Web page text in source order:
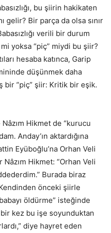
bu şiirin hakikaten
gelir? Bir parça da olsa sınır
verili bir durum
yoksa “piç” miydi bu şiir?
hesaba katınca, Garip
düşünmek daha
bir “piç” şiir: Kritik bir eşik.
Hikmet de “kurucu
Anday’ın aktardığına
Eyüboğlu’na Orhan Veli
Hikmet: “Orhan Veli
Burada biraz
önceki şiirle
öldürme” isteğinde
bir kez bu işe soyunduktan
diye hayret eden